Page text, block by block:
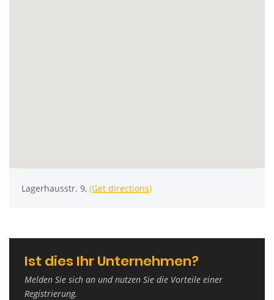
Lagerhausstr. 9, (Get directions)
Ist dies Ihr Unternehmen?
Melden Sie sich an und nutzen Sie die Vorteile einer
Registrierung.